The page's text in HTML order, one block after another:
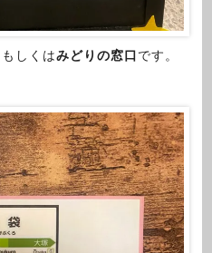
もしくはみどりの窓口 です。